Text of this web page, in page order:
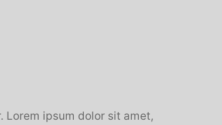
Lorem ipsum dolor sit amet,